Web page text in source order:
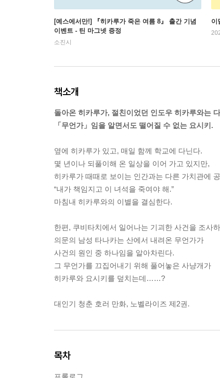
[예스에서만!] 『히카루가 죽은 여름 8』 출간 기념
이벤트 - 틴 마그넷 증정
소진시
이
책소개
돌아온 히카루가, 절친이었던 인도우 히카루와는
「무언가」임을 알면서도 떨어질 수 없는 요시키.
옆에 히카루가 있고, 매일 함께 학교에 다닌다.
몇 년이나 되풀이해 온 일상을 이어 가고 있지만,
히카루가 때때로 보이는 인간과는 다른 가치관에
“내가 책임지고 이 녀석을 죽여야 해.”
마침내 히카루와의 이별을 결심한다.
한편, 쿠비타치에서 일어나는 기괴한 사건을 조사
의문의 남성 타나카는 산에서 내려온 무언가가
사건의 원인 중 하나임을 알아차린다.
그 무언가를 끄집어내기 위해 풀어놓은 사냥개가
히카루와 요시키를 덮치는데……?
대인기 청춘 호러 만화, 노벨라이즈 제2권.
목차
프롤로그